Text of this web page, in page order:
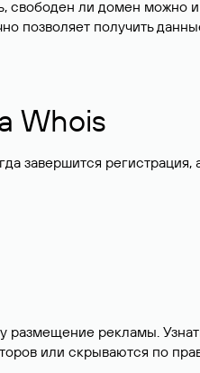
свободен ли домен можно
позволяет получить
Whois
завершится
размещение рекламы.
или скрываются по